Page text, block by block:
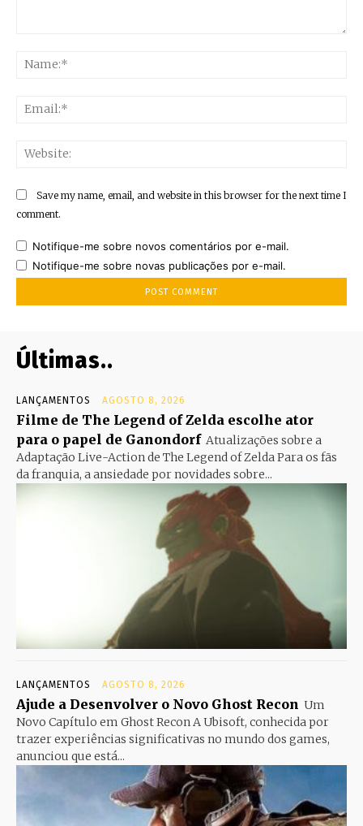
Save my name, email, and website in this browser for the next time I
comment.
Notifique-me sobre novos comentários por e-mail.
Notifique-me sobre novas publicações por e-mail.
Últimas..
LANÇAMENTOS AGOSTO 8, 2026
Filme de The Legend of Zelda escolhe ator
para o papel de Ganondorf Atualizações sobre a
Adaptação Live-Action de The Legend of Zelda Para os fãs
da franquia, a ansiedade por novidades sobre...
LANÇAMENTOS AGOSTO 8, 2026
Ajude a Desenvolver o Novo Ghost Recon Um
Novo Capítulo em Ghost Recon A Ubisoft, conhecida por
trazer experiências significativas no mundo dos games,
anunciou que está...